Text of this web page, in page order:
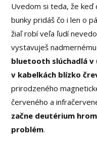
Uvedom si teda, že keď
bunky pridáš čo i len o
žiaľ robí veľa ľudí
vystavuješ
bluetooth slúchadlá v
v kabelkách blízko
prirodzeného
červeného a
začne deutérium
problém.